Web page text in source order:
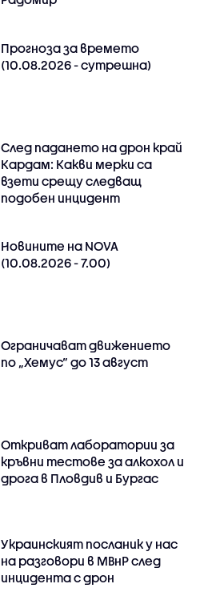
Прогноза за времето
(10.08.2026 - сутрешна)
След падането на дрон край
Кардам: Какви мерки са
взети срещу следващ
подобен инцидент
Новините на NOVA
(10.08.2026 - 7.00)
Ограничават движението
по „Хемус“ до 13 август
Откриват лаборатории за
кръвни тестове за алкохол и
дрога в Пловдив и Бургас
Украинският посланик у нас
на разговори в МВнР след
инцидента с дрон